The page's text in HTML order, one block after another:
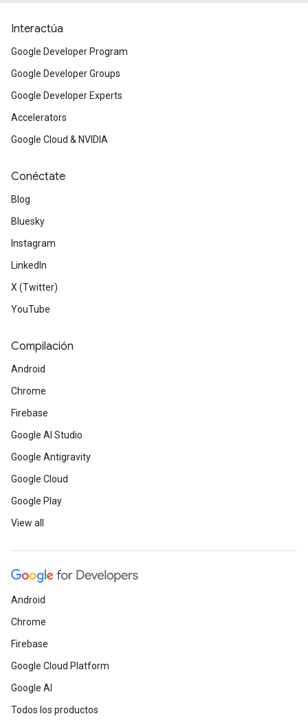
Interactúa
Google Developer Program
Google Developer Groups
Google Developer Experts
Accelerators
Google Cloud & NVIDIA
Conéctate
Blog
Bluesky
Instagram
LinkedIn
X (Twitter)
YouTube
Compilación
Android
Chrome
Firebase
Google AI Studio
Google Antigravity
Google Cloud
Google Play
View all
Android
Chrome
Firebase
Google Cloud Platform
Google AI
Todos los productos